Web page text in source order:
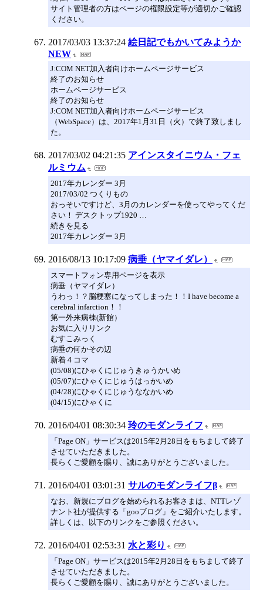
サイト管理者の方はページの権限設定等が適切かご確認
ください。
2017/03/03 13:37:24 絵日記でもかいてみようか
NEW
J:COM NET加入者向けホームページサービス
終了のお知らせ
ホームページサービス
終了のお知らせ
J:COM NET加入者向けホームページサービス
（WebSpace）は、2017年1月31日（火）で終了致しまし
た。
2017/03/02 04:21:35 アインスタイニウム・フェ
ルミウム
2017年カレンダー 3月
2017/03/02 つくりもの
おっそいですけど、3月のカレンダーを使ってやってくだ
さい！ デスクトップ1920 …
続きを見る
2017年カレンダー 3月
2016/08/13 10:17:09 病垂（ヤマイダレ）
スマートフォン専用ページを表示
病垂（ヤマイダレ）
うわっ！？脳梗塞になってしまった！！I have become a
cerebral infarction！！
第一外来病棟(新館）
お気に入りリンク
むすこみっく
病垂の何かその辺
新着４コマ
(05/08)にひゃくにじゅうきゅうかいめ
(05/07)にひゃくにじゅうはっかいめ
(04/28)にひゃくにじゅうななかいめ
(04/15)にひゃくに
2016/04/01 08:30:34 玲のモダンライフ
「Page ON」サービスは2015年2月28日をもちまして終了
させていただきました。
長らくご愛顧を賜り、誠にありがとうございました。
2016/04/01 03:01:31 サルのモダンライフβ
なお、新規にブログを始められるお客さまは、NTTレゾ
ナント社が提供する「gooブログ」をご紹介いたします。
詳しくは、以下のリンクをご参照ください。
2016/04/01 02:53:31 水と彩り
「Page ON」サービスは2015年2月28日をもちまして終了
させていただきました。
長らくご愛顧を賜り、誠にありがとうございました。